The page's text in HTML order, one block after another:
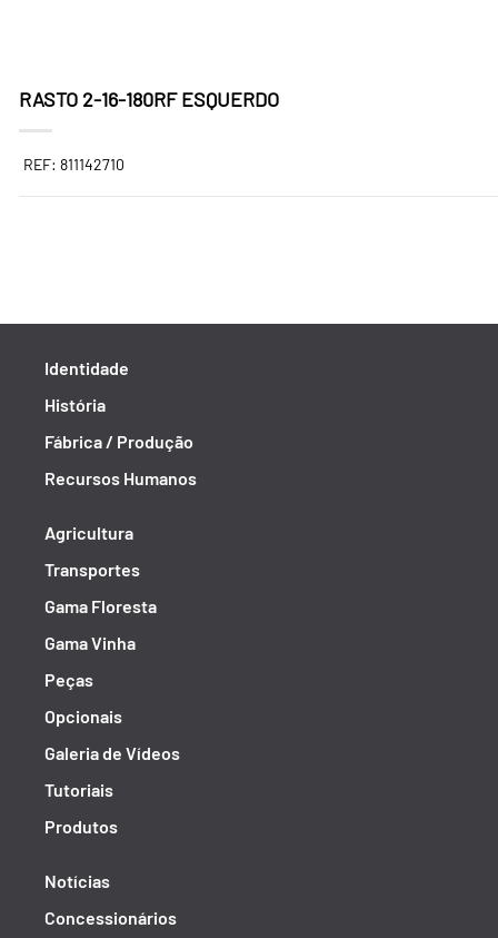
RASTO 2-16-180RF ESQUERDO
REF: 811142710
Identidade
História
Fábrica / Produção
Recursos Humanos
Agricultura
Transportes
Gama Floresta
Gama Vinha
Peças
Opcionais
Galeria de Vídeos
Tutoriais
Produtos
Notícias
Concessionários